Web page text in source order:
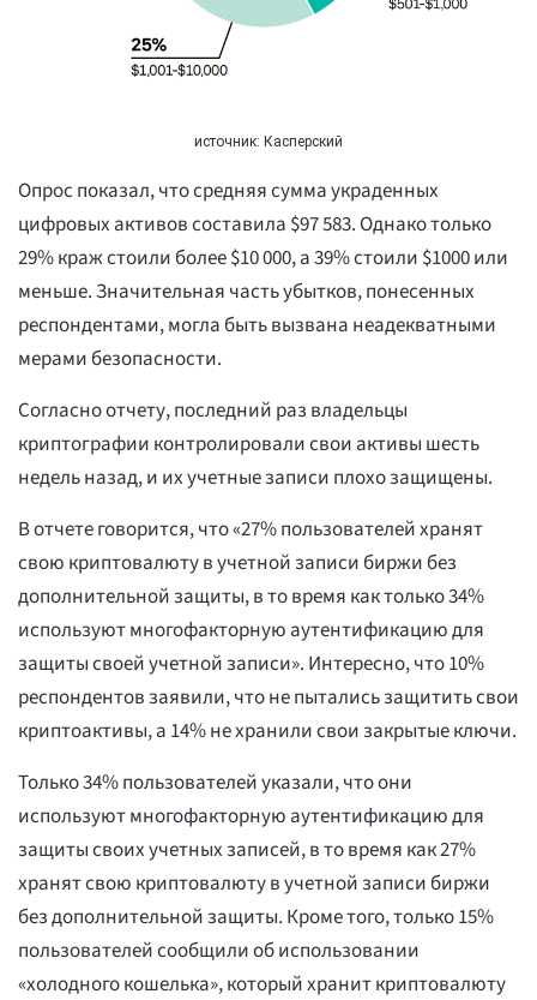
источник: Касперский
Опрос показал, что средняя сумма украденных
цифровых активов составила $97 583. Однако только
29% краж стоили более $10 000, а 39% стоили $1000 или
меньше. Значительная часть убытков, понесенных
респондентами, могла быть вызвана неадекватными
мерами безопасности.
Согласно отчету, последний раз владельцы
криптографии контролировали свои активы шесть
недель назад, и их учетные записи плохо защищены.
В отчете говорится, что «27% пользователей хранят
свою криптовалюту в учетной записи биржи без
дополнительной защиты, в то время как только 34%
используют многофакторную аутентификацию для
защиты своей учетной записи». Интересно, что 10%
респондентов заявили, что не пытались защитить свои
криптоактивы, а 14% не хранили свои закрытые ключи.
Только 34% пользователей указали, что они
используют многофакторную аутентификацию для
защиты своих учетных записей, в то время как 27%
хранят свою криптовалюту в учетной записи биржи
без дополнительной защиты. Кроме того, только 15%
пользователей сообщили об использовании
«холодного кошелька», который хранит криптовалюту